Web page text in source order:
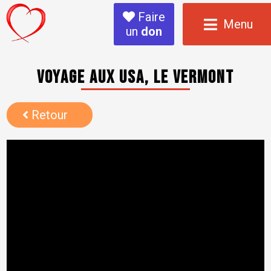
Faire
un don Menu
Voyage aux USA, le Vermont
Retour